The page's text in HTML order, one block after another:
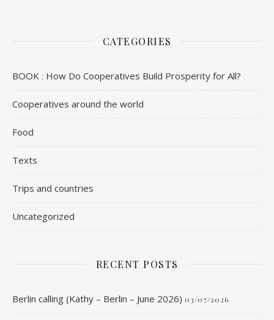
CATEGORIES
BOOK : How Do Cooperatives Build Prosperity for All?
Cooperatives around the world
Food
Texts
Trips and countries
Uncategorized
RECENT POSTS
Berlin calling (Kathy – Berlin – June 2026) 03/07/2026